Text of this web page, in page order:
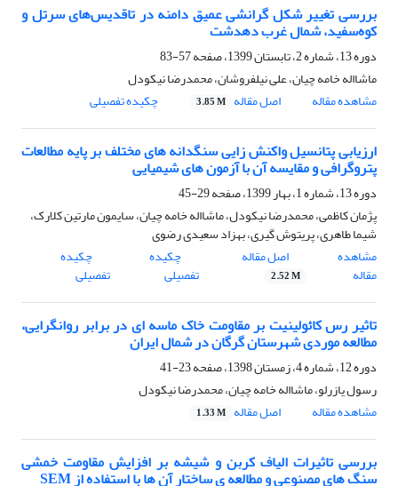
بررسی تغییر شکل گرانشی عمیق دامنه در تاقدیس‌های سرتل و
کوه‌سفید، شمال غرب دهدشت
دوره 13، شماره 2، تابستان 1399، صفحه
57-83
ماشااله خامه چیان، علی نیلفروشان، محمدرضا نیکودل
مشاهده مقاله
اصل مقاله 3.85 M چکیده تفصیلی
ارزیابی پتانسیل واکنش زایی سنگدانه های مختلف بر پایه مطالعات
پتروگرافی و مقایسه آن با آزمون های شیمیایی
دوره 13، شماره 1، بهار 1399، صفحه
29-45
پژمان کاظمی، محمدرضا نیکودل، ماشااله خامه چیان، سایمون مارتین کلارک،
شیما طاهری، پریتوش گیری، بهزاد سعیدی رضوی
مشاهده
مقاله
اصل مقاله
2.52 M
چکیده
تفصیلی
چکیده
تفصیلی
تاثیر رس کائولینیت بر مقاومت خاک ماسه ای در برابر روانگرایی،
مطالعه موردی شهرستان گرگان در شمال ایران
دوره 12، شماره 4، زمستان 1398، صفحه
23-41
رسول یازرلو، ماشااله خامه چیان، محمدرضا نیکودل
مشاهده مقاله
اصل مقاله 1.33 M
بررسی تاثیرات الیاف کربن و شیشه بر افزایش مقاومت خمشی
سنگ های مصنوعی و مطالعه ی ساختار آن ها با استفاده از SEM